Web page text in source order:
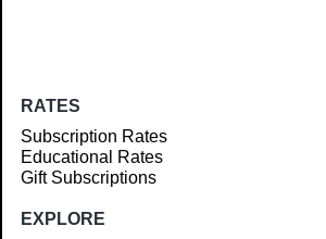
RATES
Subscription Rates
Educational Rates
Gift Subscriptions
EXPLORE